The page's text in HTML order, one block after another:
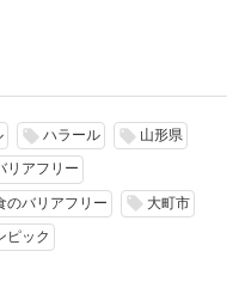
local_offer ハラール local_offer 山形県
リアフリー
のバリアフリー local_offer 大町市
ピック